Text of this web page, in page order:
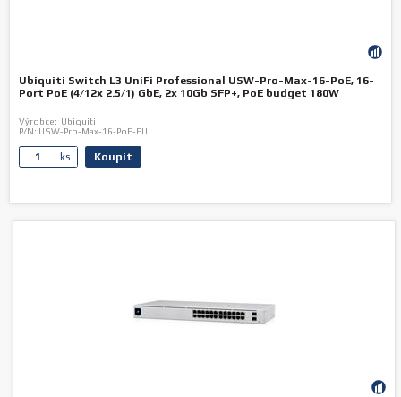
Ubiquiti Switch L3 UniFi Professional USW-Pro-Max-16-PoE, 16-
Port PoE (4/12x 2.5/1) GbE, 2x 10Gb SFP+, PoE budget 180W
Výrobce: Ubiquiti
P/N: USW-Pro-Max-16-PoE-EU
ks. Koupit